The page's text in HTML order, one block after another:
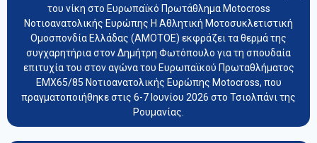
του νίκη στο Ευρωπαϊκό Πρωτάθλημα Motocross
Νοτιοανατολικής Ευρώπης Η Αθλητική Μοτοσυκλετιστική
Ομοσπονδία Ελλάδας (ΑΜΟΤΟΕ) εκφράζει τα θερμά της
συγχαρητήρια στον Δημήτρη Φωτόπουλο για τη σπουδαία
επιτυχία του στον αγώνα του Ευρωπαϊκού Πρωταθλήματος
EMX65/85 Νοτιοανατολικής Ευρώπης Motocross, που
πραγματοποιήθηκε στις 6-7 Ιουνίου 2026 στο Τσιολπάνι της
Ρουμανίας.